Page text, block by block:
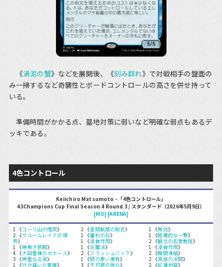
《渦泥の蟹》などを展開後、《刻み群れ》で対戦相手の盤面の
み一掃するなど奇襲性とボードコントロールの高さを併せ持って
いる。
準備時間がかかる点、墓地対策に弱いなど明確な弱点もあるデ
ッキである。
4色コントロール
Keiichiro Matsumoto - 「4色コントロール」
43Champions Cup Final Season 4 Round 3 / スタンダード（2026年5月9日）
[MO] [ARENA]
1 《コーリ山の僧院》
2 《グルームレイクの境
界》
1 《神無き祭殿》
4 《大図書棟の大ホール》
3 《神聖なる泉》
1 《行き届いた書庫》
2 《星間航路の助言》
1 《審判の日》
1 《浸食作用》
1 《炎魔法》
2 《フラッシュバック》
1 《間の悪い爆発》
3 《不可避の敗北》
1 《無効》
1 《軽蔑的な一撃》
2 《観念の名誉教授》
1 《浸食作用》
2 《瞬間凍結》
2 《真昼の決闘》
2 《紅蓮地獄》